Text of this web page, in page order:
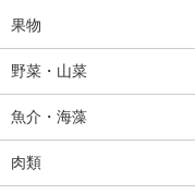
果物
野菜・山菜
魚介・海藻
肉類